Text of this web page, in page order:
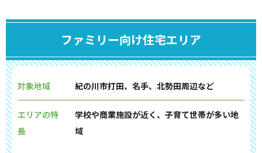
ファミリー向け住宅エリア
対象地域 紀の川市打田、名手、北勢田周辺など
エリアの特
長
学校や商業施設が近く、子育て世帯が多い地
域